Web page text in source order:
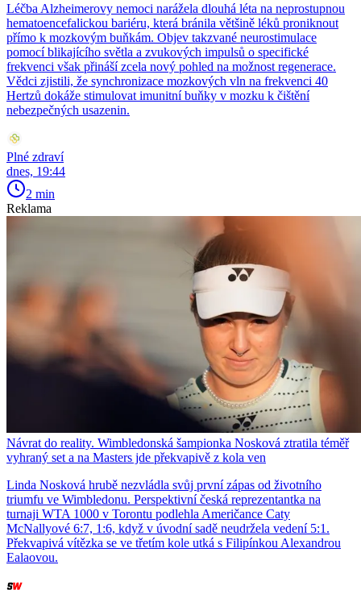
Léčba Alzheimerovy nemoci narážela dlouhá léta na neprostupnou
hematoencefalickou bariéru, která bránila většině léků proniknout
přímo k mozkovým buňkám. Objev takzvané neurostimulace
pomocí blikajícího světla a zvukových impulsů o specifické
frekvenci však přináší zcela nový pohled na možnost regenerace.
Vědci zjistili, že synchronizace mozkových vln na frekvenci 40
Hertzů dokáže stimulovat imunitní buňky v mozku k čištění
nebezpečných usazenin.
Plné zdraví
dnes, 19:44
2 min
Reklama
Návrat do reality. Wimbledonská šampionka Nosková ztratila téměř
vyhraný set a na Masters jde překvapivě z kola ven
Linda Nosková hrubě nezvládla svůj první zápas od životního
triumfu ve Wimbledonu. Perspektivní česká reprezentantka na
turnaji WTA 1000 v Torontu podlehla Američance Caty
McNallyové 6:7, 1:6, když v úvodní sadě neudržela vedení 5:1.
Překvapivá vítězka se ve třetím kole utká s Filipínkou Alexandrou
Ealaovou.